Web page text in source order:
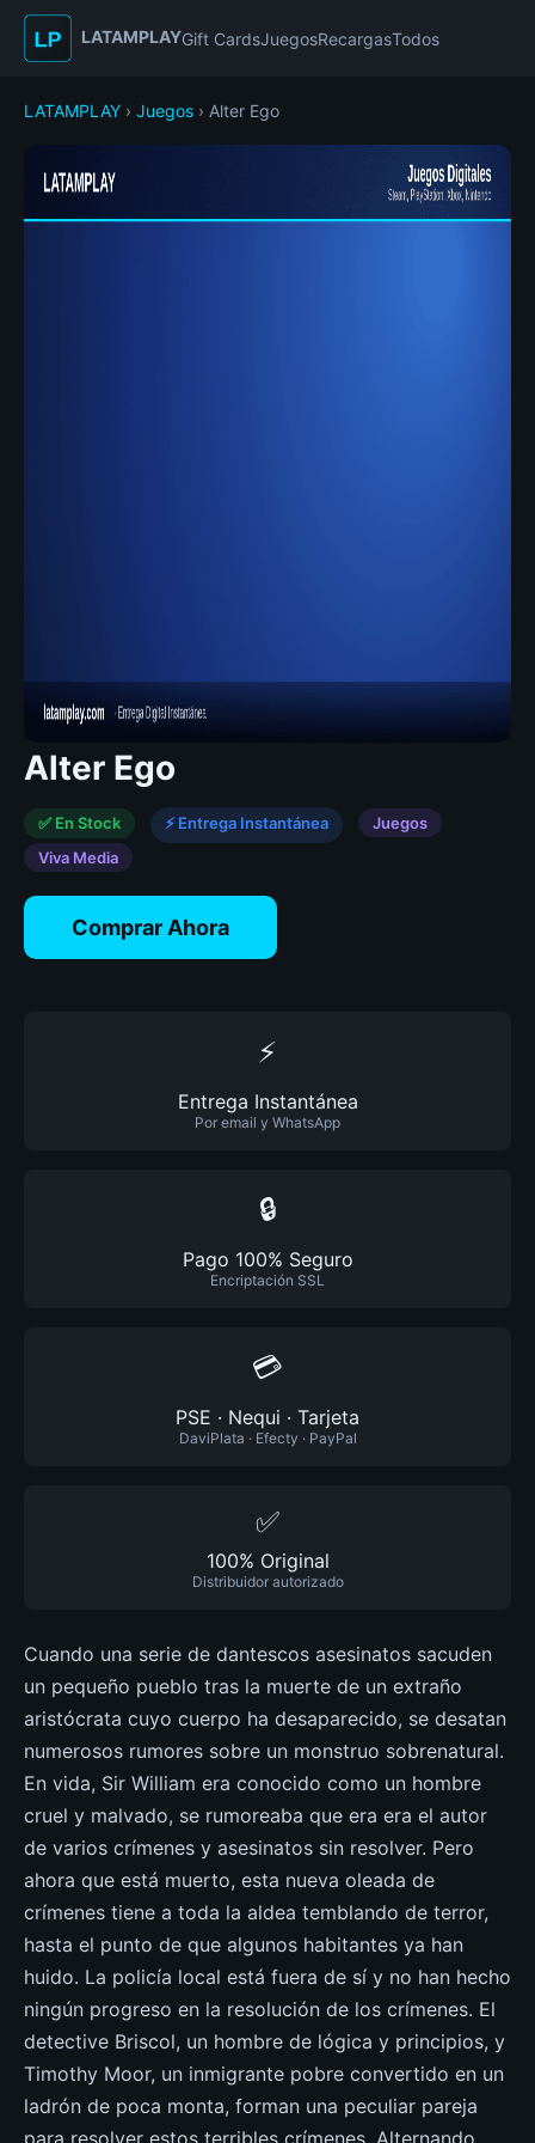
LATAMPLAYGift CardsJuegosRecargasTodos
LATAMPLAY › Juegos › Alter Ego
Alter Ego
✅ En Stock ⚡ Entrega Instantánea
Juegos
Viva Media
Comprar Ahora
⚡
Entrega Instantánea
Por email y WhatsApp
🔒
Pago 100% Seguro
Encriptación SSL
💳
PSE · Nequi · Tarjeta
DaviPlata · Efecty · PayPal
✅
100% Original
Distribuidor autorizado
Cuando una serie de dantescos asesinatos sacuden
un pequeño pueblo tras la muerte de un extraño
aristócrata cuyo cuerpo ha desaparecido, se desatan
numerosos rumores sobre un monstruo sobrenatural.
En vida, Sir William era conocido como un hombre
cruel y malvado, se rumoreaba que era era el autor
de varios crímenes y asesinatos sin resolver. Pero
ahora que está muerto, esta nueva oleada de
crímenes tiene a toda la aldea temblando de terror,
hasta el punto de que algunos habitantes ya han
huido. La policía local está fuera de sí y no han hecho
ningún progreso en la resolución de los crímenes. El
detective Briscol, un hombre de lógica y principios, y
Timothy Moor, un inmigrante pobre convertido en un
ladrón de poca monta, forman una peculiar pareja
para resolver estos terribles crímenes. Alternando